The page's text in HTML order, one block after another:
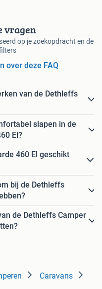
vragen
op je zoekopdracht en de
over deze FAQ
van de Dethleffs
slapen in de
El?
460 El geschikt
bij de Dethleffs
de Dethleffs Camper
Caravans